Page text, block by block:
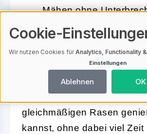
Mähen ohne
gewährleistet wird.
Insgesamt sorgt die effiziente
Mähtechnik des Claas
dafür, dass Du einen
gleichmäßigen Rasen
kannst, ohne dabei viel Zeit
Cookie-
Wir nutzen Cookies fürAnalytics, Functionality
Einstellungen
Ablehnen OK